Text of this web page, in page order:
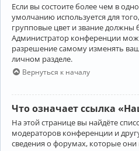
Если вы состоите более чем в
умолчанию используется для
групповые цвет и звание
Администратор конференции
разрешение самому изменять
личном разделе.
Вернуться к началу
Что означает ссылка
На этой странице вы найдёте
модераторов конференции и
сведения о форумах, которые